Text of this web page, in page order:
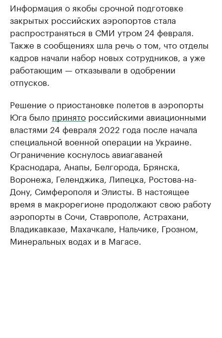
Информация о якобы срочной подготовке
закрытых российских аэропортов стала
распространяться в СМИ утром 24 февраля.
Также в сообщениях шла речь о том, что отделы
кадров начали набор новых сотрудников, а уже
работающим — отказывали в одобрении
отпусков.
Решение о приостановке полетов в аэропорты
Юга было принято российскими авиационными
властями 24 февраля 2022 года после начала
специальной военной операции на Украине.
Ограничение коснулось авиагаваней
Краснодара, Анапы, Белгорода, Брянска,
Воронежа, Геленджика, Липецка, Ростова-на-
Дону, Симферополя и Элисты. В настоящее
время в макрорегионе продолжают свою работу
аэропорты в Сочи, Ставрополе, Астрахани,
Владикавказе, Махачкале, Нальчике, Грозном,
Минеральных водах и в Магасе.